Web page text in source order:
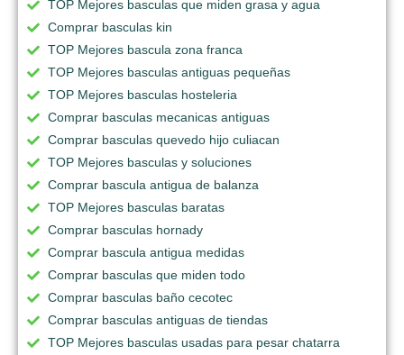
TOP Mejores basculas que miden grasa y agua
Comprar basculas kin
TOP Mejores bascula zona franca
TOP Mejores basculas antiguas pequeñas
TOP Mejores basculas hosteleria
Comprar basculas mecanicas antiguas
Comprar basculas quevedo hijo culiacan
TOP Mejores basculas y soluciones
Comprar bascula antigua de balanza
TOP Mejores basculas baratas
Comprar basculas hornady
Comprar bascula antigua medidas
Comprar basculas que miden todo
Comprar basculas baño cecotec
Comprar basculas antiguas de tiendas
TOP Mejores basculas usadas para pesar chatarra